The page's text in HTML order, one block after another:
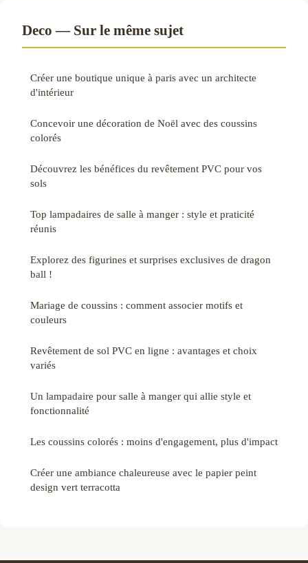
Deco — Sur le même sujet
Créer une boutique unique à paris avec un architecte
d'intérieur
Concevoir une décoration de Noël avec des coussins
colorés
Découvrez les bénéfices du revêtement PVC pour vos
sols
Top lampadaires de salle à manger : style et praticité
réunis
Explorez des figurines et surprises exclusives de dragon
ball !
Mariage de coussins : comment associer motifs et
couleurs
Revêtement de sol PVC en ligne : avantages et choix
variés
Un lampadaire pour salle à manger qui allie style et
fonctionnalité
Les coussins colorés : moins d'engagement, plus d'impact
Créer une ambiance chaleureuse avec le papier peint
design vert terracotta